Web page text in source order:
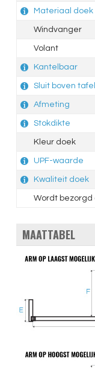
Materiaal doek
Windvanger
Volant
Kantelbaar
Sluit boven tafel
Afmeting
Stokdikte
Kleur doek
UPF-waarde
Kwaliteit doek
Wordt bezorgd
MAATTABEL